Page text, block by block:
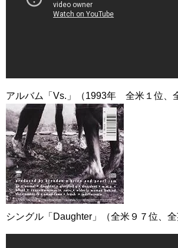
アルバム「Vs.」（1993年 全米１位、
シングル「Daughter」（全米９７位、全